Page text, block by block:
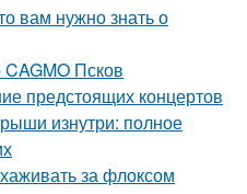
вам нужно знать о
Псков
предстоящих концертов
изнутри: полное
за флоксом